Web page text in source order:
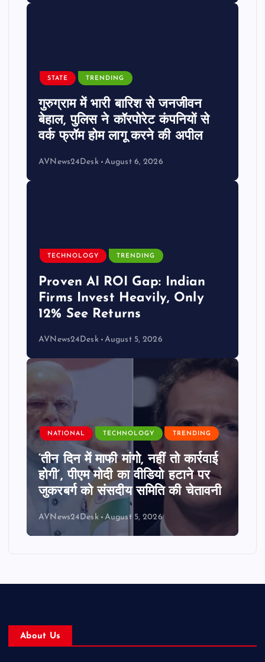
STATE TRENDING
गुरुग्राम में भारी बारिश से जनजीवन
बेहाल, पुलिस ने कॉरपोरेट कंपनियों से
वर्क फ्रॉम होम लागू करने की अपील
AVNews24Desk August 6, 2026
TECHNOLOGY TRENDING
Proven AI ROI Gap: Indian
Firms Invest Heavily, Only
12% See Returns
AVNews24Desk August 5, 2026
NATIONAL TECHNOLOGY TRENDING
‘तीन दिन में माफी मांगो, नहीं तो कार्रवाई
होगी’, पीएम मोदी का वीडियो हटाने पर
जुकरबर्ग को संसदीय समिति की चेतावनी
AVNews24Desk August 5, 2026
About Us